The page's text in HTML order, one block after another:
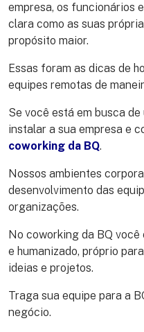
empresa, os funcionários
clara como as suas
propósito maior.
Essas foram as dicas de
equipes remotas de
Se você está em busca
instalar a sua empresa e
coworking da BQ.
Nossos ambientes
desenvolvimento das
organizações.
No coworking da BQ
e humanizado, próprio
ideias e projetos.
Traga sua equipe para a
negócio.